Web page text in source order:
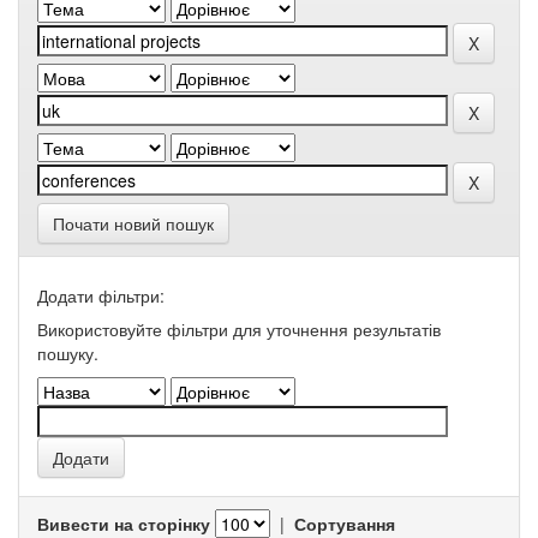
Почати новий пошук
Додати фільтри:
Використовуйте фільтри для уточнення результатів
пошуку.
Вивести на сторінку | Сортування